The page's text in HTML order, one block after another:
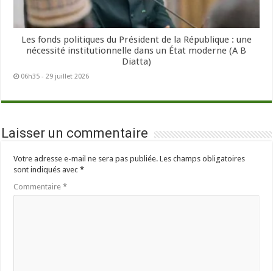
Les fonds politiques du Président de la République : une
nécessité institutionnelle dans un État moderne (A B
Diatta)
06h35 - 29 juillet 2026
Laisser un commentaire
Votre adresse e-mail ne sera pas publiée. Les champs obligatoires
sont indiqués avec*
Commentaire*